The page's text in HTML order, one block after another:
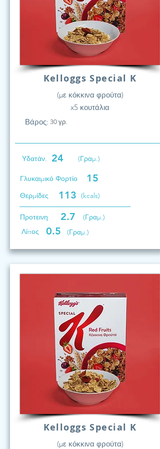
Kelloggs Special K
(με κόκκινα φρούτα)
x5 κουτάλια
Βάρος: 30 γρ.
Υδατάν. 24 (Γραμ.)
Γλυκαιμικό Φορτίο 15
Θερμίδες 113 (kcals)
Προτεινη 2.7
(Γραμ.)
Λίπος
0.5 (Γραμ.)
Kelloggs Special K
(με κόκκινα φρούτα)